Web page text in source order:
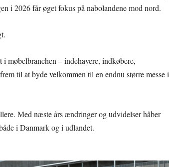
i 2026 får øget fokus på nabolandene mod nord.
møbelbranchen – indehavere, indkøbere,
til at byde velkommen til en endnu større messe i
Med næste års ændringer og udvidelser håber
i Danmark og i udlandet.